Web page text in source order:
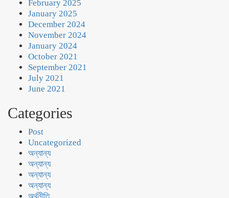
February 2025
January 2025
December 2024
November 2024
January 2024
October 2021
September 2021
July 2021
June 2021
Categories
Post
Uncategorized
অন্যান্য
অন্যান্য
অন্যান্য
অন্যান্য